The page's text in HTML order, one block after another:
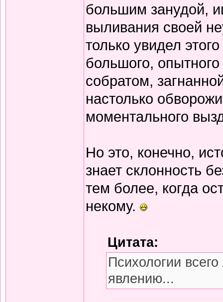
большим занудой,
выливания своей
только увидел
большого,
собратом,
настолько
моментального
Но это, конечно,
знает склонность
тем более, когда
некому.
Цитата:
Психологии
явлению...